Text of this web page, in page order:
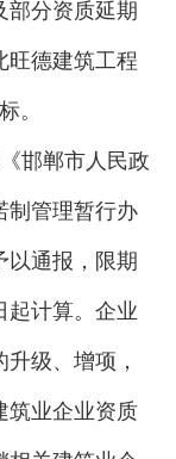
部分资质延期
旺德建筑工程
。
邯郸市人民政
制管理暂行办
以通报，限期
起计算。企业
级、增项，
筑业企业资质